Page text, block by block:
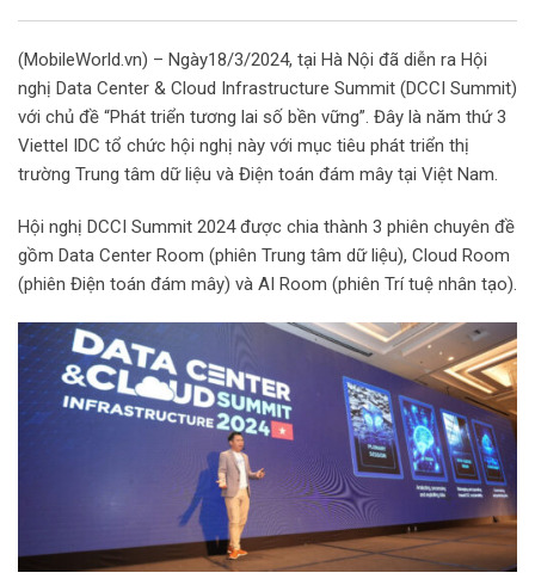
l
e
+
e
r
e
s
t
e
v
i
a
E
a
i
l
t
(MobileWorld.vn) – Ngày18/3/2024, tại Hà Nội đã diễn ra Hội
nghị Data Center & Cloud Infrastructure Summit (DCCI Summit)
với chủ đề “Phát triển tương lai số bền vững”. Đây là năm thứ 3
Viettel IDC tổ chức hội nghị này với mục tiêu phát triển thị
trường Trung tâm dữ liệu và Điện toán đám mây tại Việt Nam.
Hội nghị DCCI Summit 2024 được chia thành 3 phiên chuyên đề
gồm Data Center Room (phiên Trung tâm dữ liệu), Cloud Room
(phiên Điện toán đám mây) và AI Room (phiên Trí tuệ nhân tạo).